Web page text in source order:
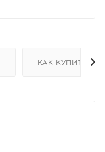
КАК КУПИТЬ